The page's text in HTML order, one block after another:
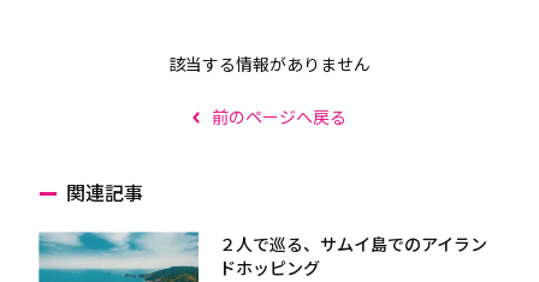
該当する情報がありません
前のページへ戻る
関連記事
２人で巡る、サムイ島でのアイラン
ドホッピング